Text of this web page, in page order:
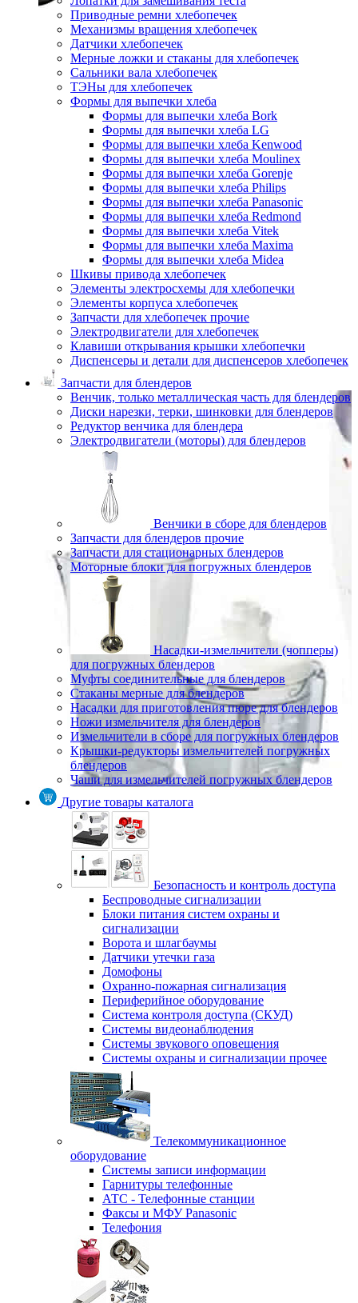
Приводные ремни хлебопечек
Механизмы вращения хлебопечек
Датчики хлебопечек
Мерные ложки и стаканы для хлебопечек
Сальники вала хлебопечек
ТЭНы для хлебопечек
Формы для выпечки хлеба
Формы для выпечки хлеба Bork
Формы для выпечки хлеба LG
Формы для выпечки хлеба Kenwood
Формы для выпечки хлеба Moulinex
Формы для выпечки хлеба Gorenje
Формы для выпечки хлеба Philips
Формы для выпечки хлеба Panasonic
Формы для выпечки хлеба Redmond
Формы для выпечки хлеба Vitek
Формы для выпечки хлеба Maxima
Формы для выпечки хлеба Midea
Шкивы привода хлебопечек
Элементы электросхемы для хлебопечки
Элементы корпуса хлебопечек
Запчасти для хлебопечек прочие
Электродвигатели для хлебопечек
Клавиши открывания крышки хлебопечки
Диспенсеры и детали для диспенсеров хлебопечек
Запчасти для блендеров
Венчик, только металлическая часть для блендеров
Диски нарезки, терки, шинковки для блендеров
Редуктор венчика для блендера
Электродвигатели (моторы) для блендеров
Венчики в сборе для блендеров
Запчасти для блендеров прочие
Запчасти для стационарных блендеров
Моторные блоки для погружных блендеров
Насадки-измельчители (чопперы)
для погружных блендеров
Муфты соединительные для блендеров
Стаканы мерные для блендеров
Насадки для приготовления пюре для блендеров
Ножи измельчителя для блендеров
Измельчители в сборе для погружных блендеров
Крышки-редукторы измельчителей погружных
блендеров
Чаши для измельчителей погружных блендеров
Другие товары каталога
Безопасность и контроль доступа
Беспроводные сигнализации
Блоки питания систем охраны и
сигнализации
Ворота и шлагбаумы
Датчики утечки газа
Домофоны
Охранно-пожарная сигнализация
Периферийное оборудование
Система контроля доступа (СКУД)
Системы видеонаблюдения
Системы звукового оповещения
Системы охраны и сигнализации прочее
Телекоммуникационное
оборудование
Системы записи информации
Гарнитуры телефонные
АТС - Телефонные станции
Факсы и МФУ Panasonic
Телефония